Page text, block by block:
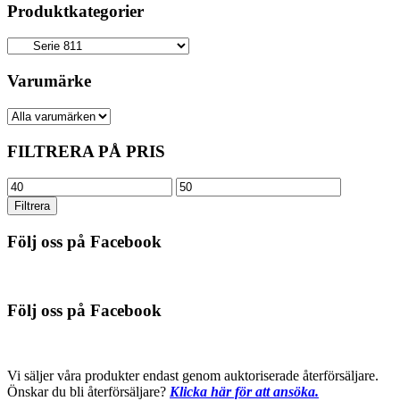
Produktkategorier
Varumärke
FILTRERA PÅ PRIS
Min
pris
Max
pris
Filtrera
Följ oss på Facebook
Följ oss på Facebook
Vi säljer våra produkter endast genom auktoriserade återförsäljare.
Önskar du bli återförsäljare? Klicka här för att ansöka.